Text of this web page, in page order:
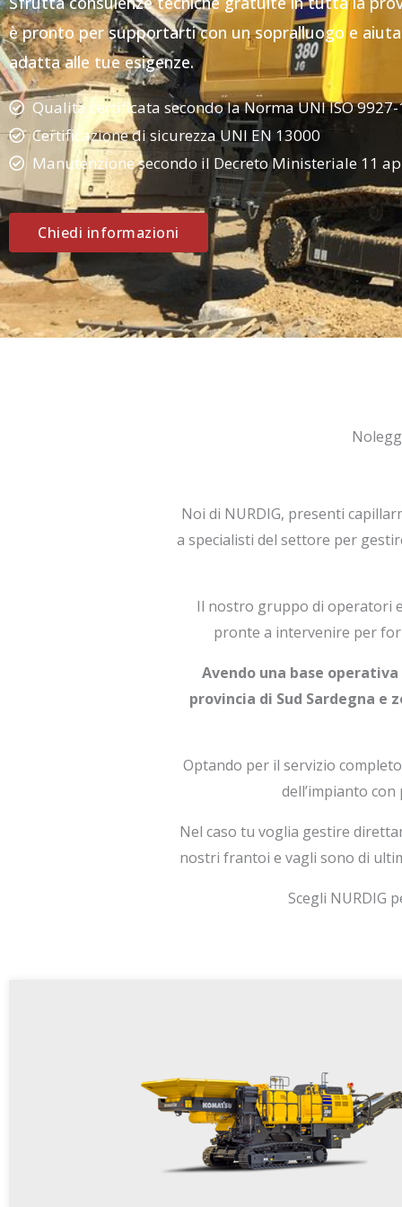
è pronto per supportarti con un sopralluogo e
adatta alle tue esigenze.
Qualità certificata secondo la Norma UNI ISO
Certificazione di sicurezza UNI EN 13000
Manutenzione secondo il Decreto Ministeriale 11
Chiedi informazioni
Noi di NURDIG, presenti
a specialisti del settore per
Il nostro gruppo di operatori
pronte a intervenire per
Avendo una base
provincia di Sud Sardegna e
Optando per il servizio
dell’impianto
Nel caso tu voglia gestire
nostri frantoi e vagli sono di
Scegli NURDIG